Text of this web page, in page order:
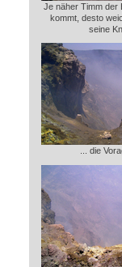
Je näher Timm der
kommt, desto
seine
... die